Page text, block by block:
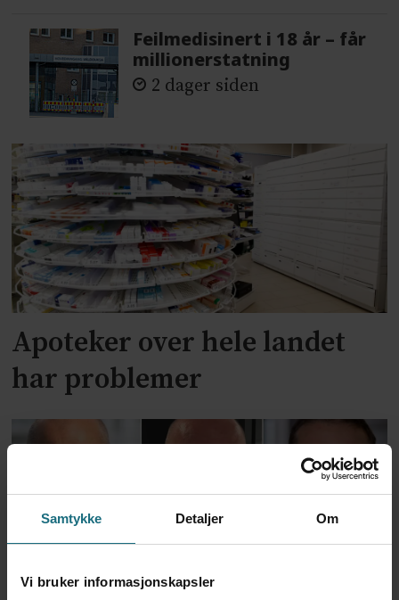
Samtykke Detaljer Om
Vi bruker informasjonskapsler
Feilmedisinert i 18 år – får
millionerstatning
2 dager siden
Apoteker over hele landet
har problemer